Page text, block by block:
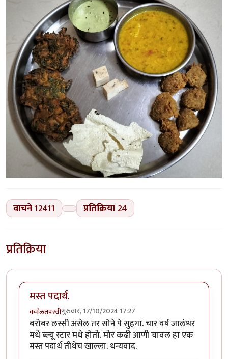
वाचने12411 प्रतिक्रिया 24
प्रतिक्रिया
मस्त पदार्थ.
कर्नलतपस्वीगुरुवार, 17/10/2024 17:27
बरोबर लस्सी असेल तर सोने पे सुहगा. चार वर्ष जालंधर
मधे ब्ल्यू स्टार मधे होतो. मोर कढी आणी चावल हा एक
मस्त पदार्थ तीथेच खाल्ला. धन्यवाद.